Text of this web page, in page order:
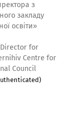
з
закладу
освіти»
Director for
Centre for
Council